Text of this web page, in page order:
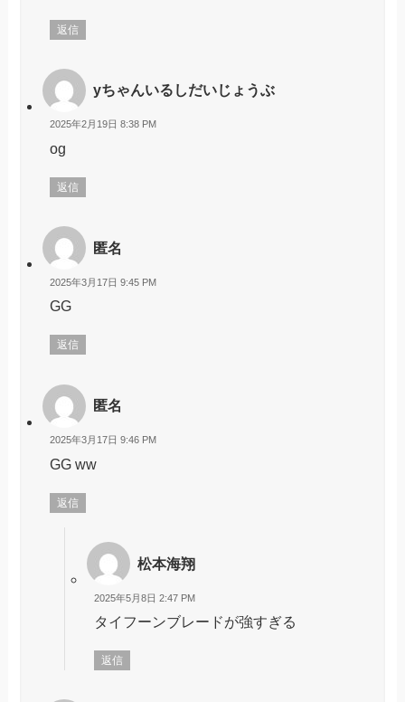
返信
yちゃんいるしだいじょうぶ
2025年2月19日 8:38 PM
og
返信
匿名
2025年3月17日 9:45 PM
GG
返信
匿名
2025年3月17日 9:46 PM
GG ww
返信
松本海翔
2025年5月8日 2:47 PM
タイフーンブレードが強すぎる
返信